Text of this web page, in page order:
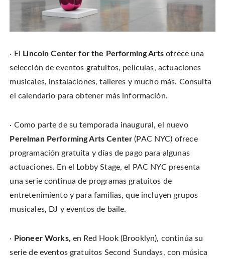
· El Lincoln Center for the Performing Artsofrece una
selección de eventos gratuitos, películas, actuaciones
musicales, instalaciones, talleres y mucho más. Consulta
el calendario para obtener más información.
· Como parte de su temporada inaugural, el nuevo
Perelman Performing Arts Center (PAC NYC) ofrece
programación gratuita y días de pago para algunas
actuaciones. En el Lobby Stage, el PAC NYC presenta
una serie continua de programas gratuitos de
entretenimiento y para familias, que incluyen grupos
musicales, DJ y eventos de baile.
· Pioneer Works, en Red Hook (Brooklyn), continúa su
serie de eventos gratuitos Second Sundays, con música